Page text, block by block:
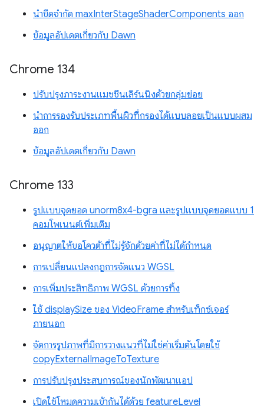
นำขีดจำกัด maxInterStageShaderComponents ออก
ข้อมูลอัปเดตเกี่ยวกับ Dawn
Chrome 134
ปรับปรุงภาระงานแมชชีนเลิร์นนิงด้วยกลุ่มย่อย
นำการรองรับประเภทพื้นผิวที่กรองได้แบบลอยเป็นแบบผสม
ออก
ข้อมูลอัปเดตเกี่ยวกับ Dawn
Chrome 133
รูปแบบจุดยอด unorm8x4-bgra และรูปแบบจุดยอดแบบ 1
คอมโพเนนต์เพิ่มเติม
อนุญาตให้ขอโควต้าที่ไม่รู้จักด้วยค่าที่ไม่ได้กำหนด
การเปลี่ยนแปลงกฎการจัดแนว WGSL
การเพิ่มประสิทธิภาพ WGSL ด้วยการทิ้ง
ใช้ displaySize ของ VideoFrame สำหรับเท็กซ์เจอร์
ภายนอก
จัดการรูปภาพที่มีการวางแนวที่ไม่ใช่ค่าเริ่มต้นโดยใช้
copyExternalImageToTexture
การปรับปรุงประสบการณ์ของนักพัฒนาแอป
เปิดใช้โหมดความเข้ากันได้ด้วย featureLevel